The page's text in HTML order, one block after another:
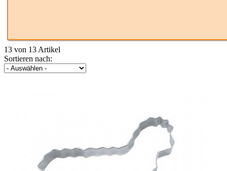
13 von 13 Artikel
Sortieren nach: